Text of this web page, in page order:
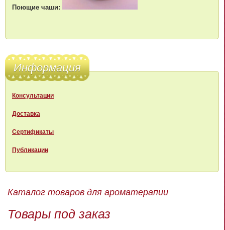
Поющие чаши:
Информация
Консультации
Доставка
Сертификаты
Публикации
Каталог товаров для ароматерапии
Товары под заказ